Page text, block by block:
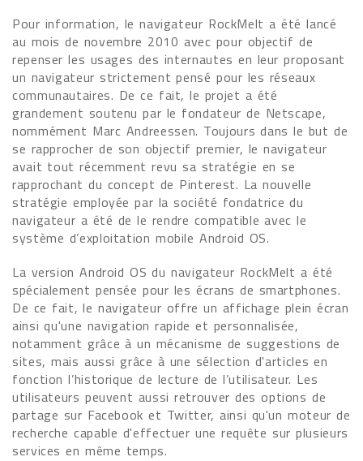
Pour information, le navigateur RockMelt a été lancé
au mois de novembre 2010 avec pour objectif de
repenser les usages des internautes en leur proposant
un navigateur strictement pensé pour les réseaux
communautaires. De ce fait, le projet a été
grandement soutenu par le fondateur de Netscape,
nommément Marc Andreessen. Toujours dans le but de
se rapprocher de son objectif premier, le navigateur
avait tout récemment revu sa stratégie en se
rapprochant du concept de Pinterest. La nouvelle
stratégie employée par la société fondatrice du
navigateur a été de le rendre compatible avec le
système d’exploitation mobile Android OS.
La version Android OS du navigateur RockMelt a été
spécialement pensée pour les écrans de smartphones.
De ce fait, le navigateur offre un affichage plein écran
ainsi qu'une navigation rapide et personnalisée,
notamment grâce à un mécanisme de suggestions de
sites, mais aussi grâce à une sélection d'articles en
fonction l’historique de lecture de l’utilisateur. Les
utilisateurs peuvent aussi retrouver des options de
partage sur Facebook et Twitter, ainsi qu'un moteur de
recherche capable d'effectuer une requête sur plusieurs
services en même temps.